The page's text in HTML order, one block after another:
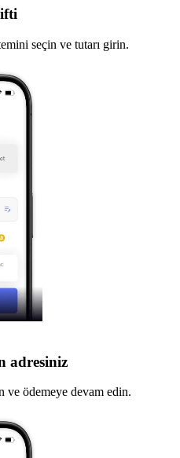
seçin ve tutarı girin.
adresiniz
ve ödemeye devam edin.